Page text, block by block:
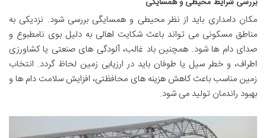
مکان دامداری باید از نظر محیطی و همسایگی بررسی شود. نزدیکی به
مناطق مسکونی می تواند باعث شکایت اهالی به دلیل بوی نامطبوع و
صدای دام ها شود. همچنین باد غالب، آلودگی های صنعتی یا کشاورزی
اطراف، و خطر سیل یا طوفان باید در ارزیابی زمین لحاظ گردد. انتخاب
زمین مناسب باعث کاهش هزینه های محافظتی، افزایش سلامت دام ها و
بهبود راندمان تولید می شود.